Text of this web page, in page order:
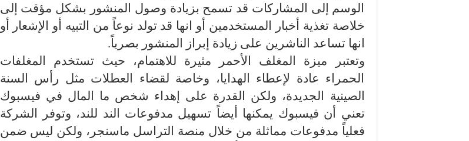
الوسم إلى المشاركات قد تسمح بزيادة وصول المنشور بشكل مؤقت إلى
خلاصة تغذية أخبار المستخدمين أو انها قد تولد نوعاً من التبيه أو الإشعار أو
انها تساعد الناشرين على زيادة إبراز المنشور بصرياً.
وتعتبر ميزة المغلف الأحمر مثيرة للاهتمام، حيث تستخدم المغلفات
الحمراء عادة لإعطاء الهدايا، وخاصة لقضاء العطلات مثل رأس السنة
الصينية الجديدة، ولكن القدرة على إهداء شخص ما المال في فيسبوك
تعني أن فيسبوك يمكنها أيضاً تسهيل مدفوعات الند للند، وتوفر الشركة
فعلياً مدفوعات مماثلة من خلال منصة التراسل ماسنجر، ولكن ليس ضمن